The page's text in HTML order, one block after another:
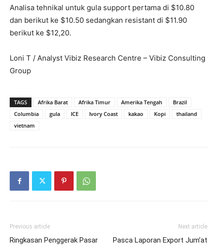
Analisa tehnikal untuk gula support pertama di $10.80
dan berikut ke $10.50 sedangkan resistant di $11.90
berikut ke $12,20.
Loni T / Analyst Vibiz Research Centre – Vibiz Consulting
Group
TAGS Afrika Barat Afrika Timur Amerika Tengah
Brazil
Columbia
gula ICE Ivory Coast kakao Kopi
thailand
vietnam
Previous article
Ringkasan Penggerak Pasar
Next article
Pasca Laporan Export Jum’at